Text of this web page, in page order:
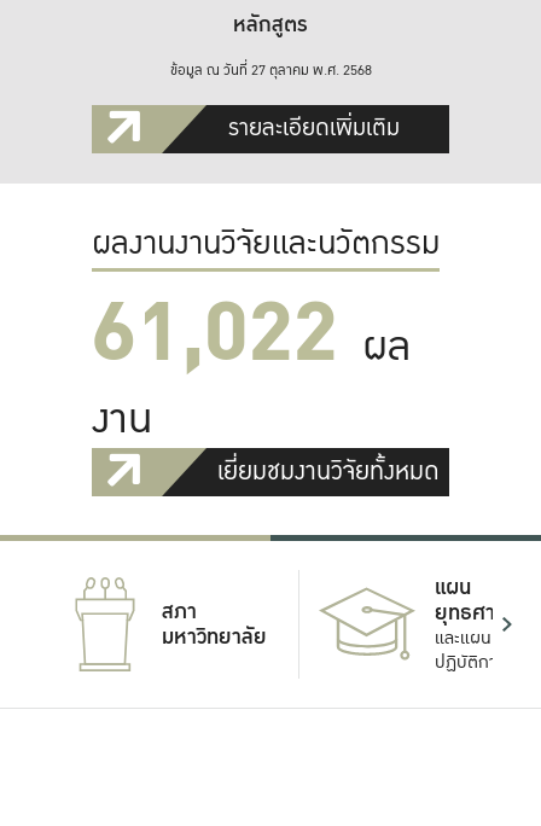
หลักสูตร
ข้อมูล ณ วันที่ 27 ตุลาคม พ.ศ. 2568
รายละเอียดเพิ่มเติม
ผลงานงานวิจัยและนวัตกรรม
61,022 ผล
งาน
เยี่ยมชมงานวิจัยทั้งหมด
สภา
มหาวิทยาลัย
แผน
ยุทธศาสตร์
และแผน
ปฏิบัติการ